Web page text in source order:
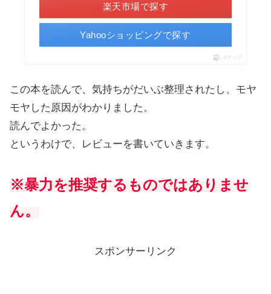
楽天市場で探す
Yahooショッピングで探す
ポチップ
この本を読んで、気持ちがだいぶ整理されたし、モヤ
モヤした原因がわかりました。
読んでよかった。
というわけで、レビューを書いていきます。
※暴力を推奨するものではありませ
ん。
スポンサーリンク